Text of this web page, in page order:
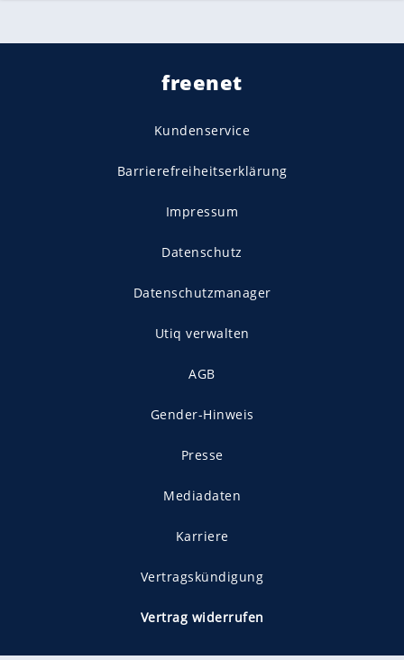
freenet
Kundenservice
Barrierefreiheitserklärung
Impressum
Datenschutz
Datenschutzmanager
Utiq verwalten
AGB
Gender-Hinweis
Presse
Mediadaten
Karriere
Vertragskündigung
Vertrag widerrufen